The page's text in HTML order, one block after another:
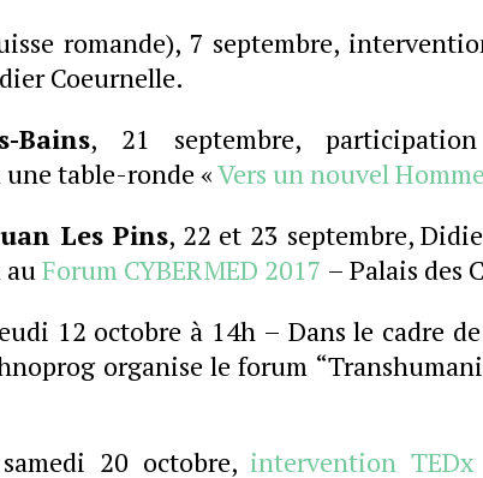
romande), 7 septembre,
Coeurnelle.
Bains, 21 septembre,
une table-ronde «Vers un nouvel
Les Pins, 22 et 23 septembre,
Forum CYBERMED 2017 – Palais des
12 octobre à 14h – Dans le cadre
organise le forum
20 octobre, intervention TEDx